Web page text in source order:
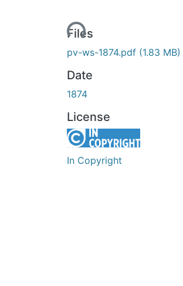
Loading...
Files
pv-ws-1874.pdf (1.83 MB)
Date
1874
License
In Copyright